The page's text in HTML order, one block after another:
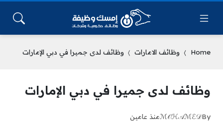
Home وظائف الامارات وظائف لدى جميرا في دبي الإمارات
وظائف لدى جميرا في دبي الإمارات
By
ℳ𝒪ℋ𝒜ℳℰ𝒟منذ عامين